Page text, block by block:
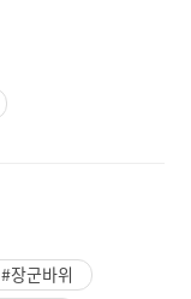
#장군바위